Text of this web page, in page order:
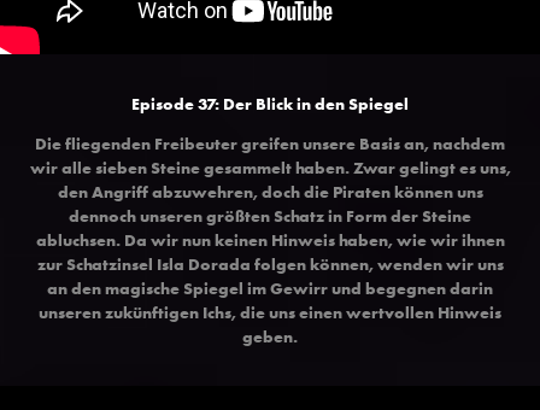
Episode 37: Der Blick in den Spiegel
Die fliegenden Freibeuter greifen unsere Basis an, nachdem
wir alle sieben Steine gesammelt haben. Zwar gelingt es uns,
den Angriff abzuwehren, doch die Piraten können uns
dennoch unseren größten Schatz in Form der Steine
abluchsen. Da wir nun keinen Hinweis haben, wie wir ihnen
zur Schatzinsel Isla Dorada folgen können, wenden wir uns
an den magische Spiegel im Gewirr und begegnen darin
unseren zukünftigen Ichs, die uns einen wertvollen Hinweis
geben.